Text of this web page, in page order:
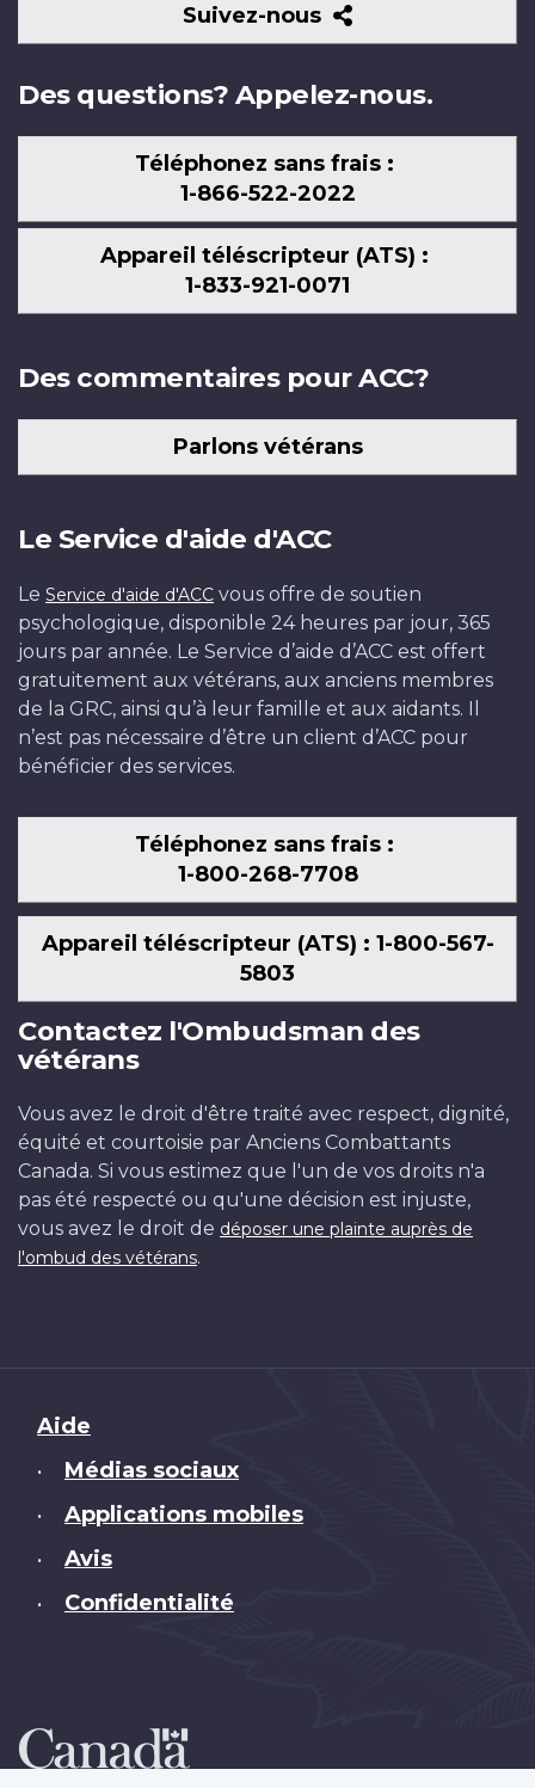
Suivez-nous
Suivez-
nous
Des questions? Appelez-nous.
Téléphonez sans frais :
1-866-522-2022
Appareil téléscripteur (ATS) :
1-833-921-0071
Des commentaires pour ACC?
Parlons vétérans
Le Service d'aide d'ACC
Le Service d'aide d'ACC vous offre de soutien
psychologique, disponible 24 heures par jour, 365
jours par année. Le Service d’aide d’ACC est offert
gratuitement aux vétérans, aux anciens membres
de la GRC, ainsi qu’à leur famille et aux aidants. Il
n’est pas nécessaire d’être un client d’ACC pour
bénéficier des services.
Téléphonez sans frais :
1-800-268-7708
Appareil téléscripteur (ATS) : 1-800-567-
5803
Contactez l'Ombudsman des
vétérans
Vous avez le droit d'être traité avec respect, dignité,
équité et courtoisie par Anciens Combattants
Canada. Si vous estimez que l'un de vos droits n'a
pas été respecté ou qu'une décision est injuste,
vous avez le droit de déposer une plainte auprès de
l'ombud des vétérans.
Brand
Aide
• Médias sociaux
• Applications mobiles
• Avis
• Confidentialité